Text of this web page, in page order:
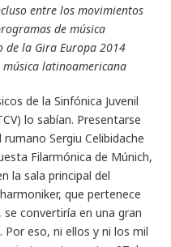
entre los movimientos
de música
de la Gira Europa 2014
latinoamericana
de la Sinfónica Juvenil
lo sabían. Presentarse
Sergiu Celibidache
Filarmónica de Múnich,
la sala principal del
que pertenece
convertiría en una gran
Por eso, ni ellos y ni los mil